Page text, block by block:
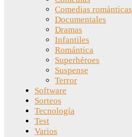
Comedias románticas
Documentales
Dramas
Infantiles
Romántica
Superhéroes
Suspense
Terror
Software
Sorteos
Tecnología
Test
Varios